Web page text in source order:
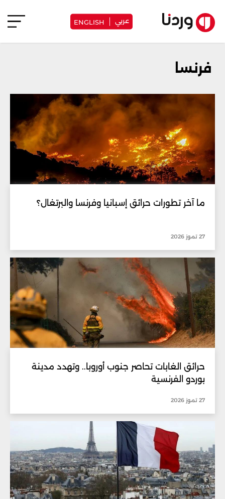
عربي ENGLISH
فرنسا
ما آخر تطورات حرائق إسبانيا وفرنسا والبرتغال؟
27 تموز 2026
حرائق الغابات تحاصر جنوب أوروبا.. وتهدد مدينة
بوردو الفرنسية
27 تموز 2026